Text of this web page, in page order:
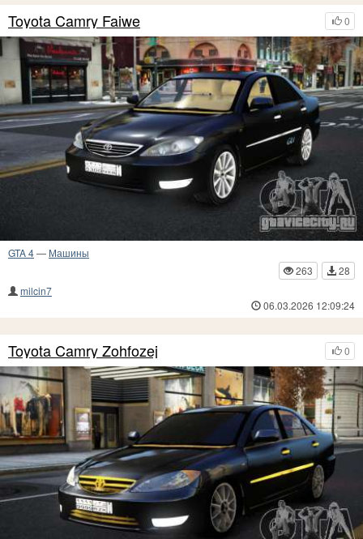
0
Toyota Camry Faiwe
GTA 4— Машины
263
28
milcin7
06.03.2026 12:09:24
0
Toyota Camry Zohfozej